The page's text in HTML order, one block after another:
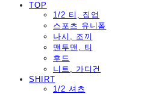
TOP
1/2 티, 집업
스포츠 유니폼
나시, 조끼
맨투맨, 티
후드
니트, 가디건
SHIRT
1/2 셔츠